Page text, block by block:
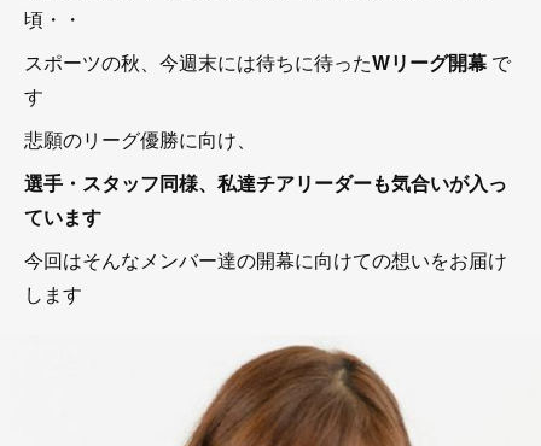
頃・・
スポーツの秋、今週末には待ちに待ったWリーグ開幕 で
す
悲願のリーグ優勝に向け、
選手・スタッフ同様、私達チアリーダーも気合いが入っ
ています
今回はそんなメンバー達の開幕に向けての想いをお届け
します